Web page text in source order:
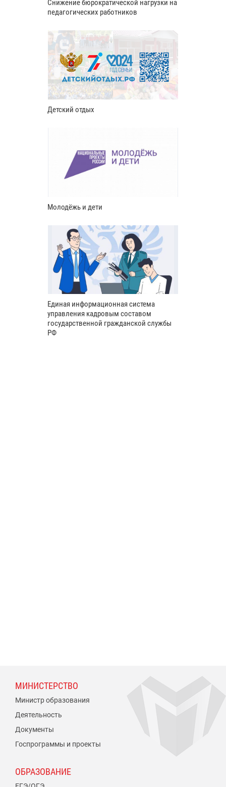
Снижение бюрократической нагрузки на
педагогических работников
Детский отдых
Молодёжь и дети
Единая информационная система
управления кадровым составом
государственной гражданской службы
РФ
МИНИСТЕРСТВО
Министр образования
Деятельность
Документы
Госпрограммы и проекты
ОБРАЗОВАНИЕ